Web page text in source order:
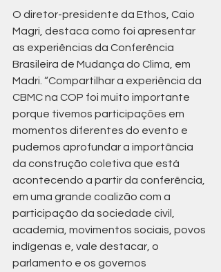
O diretor-presidente da Ethos, Caio
Magri, destaca como foi apresentar
as experiências da Conferência
Brasileira de Mudança do Clima, em
Madri. “Compartilhar a experiência da
CBMC na COP foi muito importante
porque tivemos participações em
momentos diferentes do evento e
pudemos aprofundar a importância
da construção coletiva que está
acontecendo a partir da conferência,
em uma grande coalizão com a
participação da sociedade civil,
academia, movimentos sociais, povos
indígenas e, vale destacar, o
parlamento e os governos